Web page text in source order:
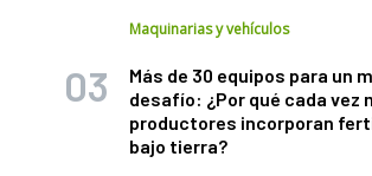
Maquinarias y vehículos
Más de 30 equipos para un
desafío: ¿Por qué cada vez
productores incorporan
bajo tierra?